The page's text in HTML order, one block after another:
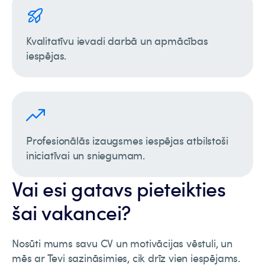
Kvalitatīvu ievadi darbā un apmācības
iespējas.
Profesionālās izaugsmes iespējas atbilstoši
iniciatīvai un sniegumam.
Vai esi gatavs pieteikties
šai vakancei?
Nosūti mums savu CV un motivācijas vēstuli, un
mēs ar Tevi sazināsimies, cik drīz vien iespējams.